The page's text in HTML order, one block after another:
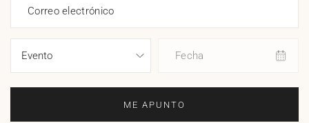
Correo electrónico
Fecha
ME APUNTO